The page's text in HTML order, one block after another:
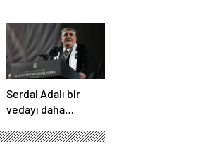
Serdal Adalı bir
vedayı daha
opsiyonunu